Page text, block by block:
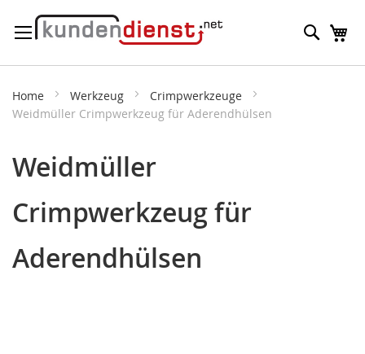
zum
Suche
Home Werkzeug
Crimpwerkzeuge
Weidmüller Crimpwerkzeug für Aderendhülsen
Weidmüller
Crimpwerkzeug für
Aderendhülsen